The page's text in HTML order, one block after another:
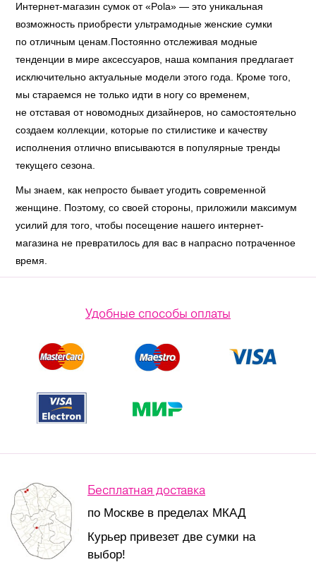
Интернет-магазин сумок от «Pola» — это уникальная
возможность приобрести ультрамодные женские сумки
по отличным ценам.Постоянно отслеживая модные
тенденции в мире аксессуаров, наша компания предлагает
исключительно актуальные модели этого года. Кроме того,
мы стараемся не только идти в ногу со временем,
не отставая от новомодных дизайнеров, но самостоятельно
создаем коллекции, которые по стилистике и качеству
исполнения отлично вписываются в популярные тренды
текущего сезона.
Мы знаем, как непросто бывает угодить современной
женщине. Поэтому, со своей стороны, приложили максимум
усилий для того, чтобы посещение нашего интернет-
магазина не превратилось для вас в напрасно потраченное
время.
Удобные способы оплаты
Бесплатная доставка
по Москве в пределах МКАД
Курьер привезет две сумки на
выбор!